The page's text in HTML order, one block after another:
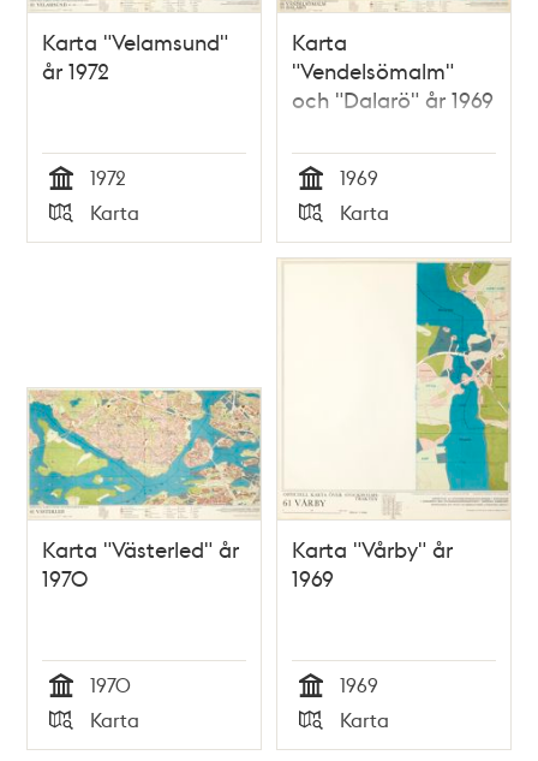
Karta "Velamsund"
år 1972
Tid
1972
Typ
Karta
Karta
"Vendelsömalm"
och "Dalarö" år 1969
Tid
1969
Typ
Karta
Karta "Västerled" år
1970
Tid
1970
Typ
Karta
Karta "Vårby" år
1969
Tid
1969
Typ
Karta